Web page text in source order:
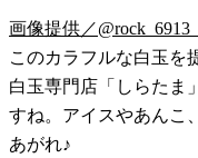
画像提供／@rock_6913
このカラフルな白玉を
白玉専門店「しらたま
すね。アイスやあんこ
あがれ♪